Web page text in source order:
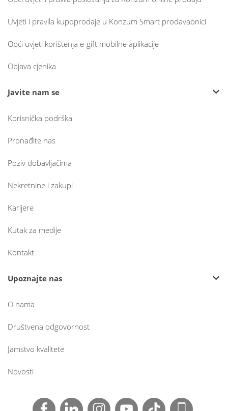
Uvjeti i pravila kupoprodaje u Konzum Smart prodavaonici
Opći uvjeti korištenja e-gift mobilne aplikacije
Objava cjenika
Javite nam se
Korisnička podrška
Pronađite nas
Poziv dobavljačima
Nekretnine i zakupi
Karijere
Kutak za medije
Kontakt
Upoznajte nas
O nama
Društvena odgovornost
Jamstvo kvalitete
Novosti